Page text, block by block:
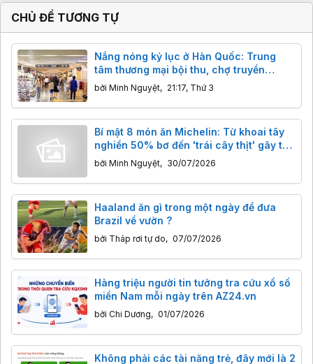
CHỦ ĐỀ TƯƠNG TỰ
Nắng nóng kỷ lục ở Hàn Quốc: Trung
tâm thương mại bội thu, chợ truyền
thống ế ẩm
bởi Minh Nguyệt, 21:17, Thứ 3
Bí mật 8 món ăn Michelin: Từ khoai tây
nghiền 50% bơ đến 'trái cây thịt' gây tò
mò
bởi Minh Nguyệt, 30/07/2026
Haaland ăn gì trong một ngày để đưa
Brazil về vườn ?
bởi Tháp rơi tự do, 07/07/2026
Hàng triệu người tin tưởng tra cứu xổ số
miền Nam mỗi ngày trên AZ24.vn
bởi Chi Dương, 01/07/2026
Không phải các tài năng trẻ, đây mới là 2